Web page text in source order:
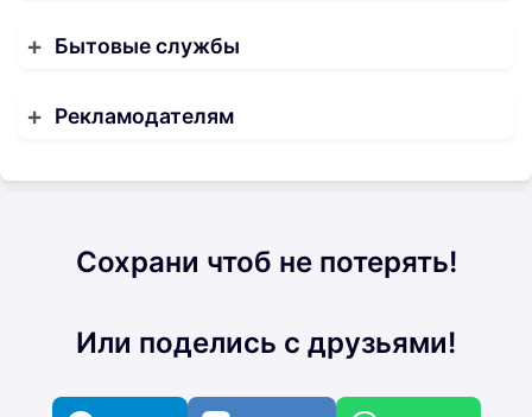
Бытовые службы
Рекламодателям
Сохрани чтоб не потерять!
Или поделись с друзьями!